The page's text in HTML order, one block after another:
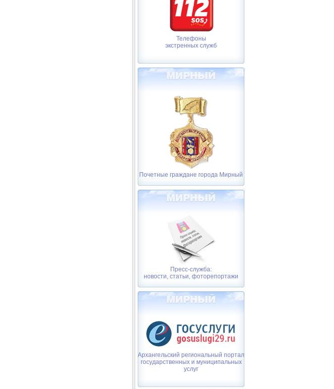
Телефоны
экстренных служб
Почетные граждане города Мирный
Пресс-служба:
новости, статьи, фоторепортажи
Архангельский региональный портал
государственных и муниципальных
услуг